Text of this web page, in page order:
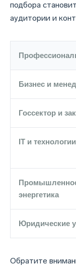
подбора
аудитории и
Бизнес и
Госсектор и
IT и технологии
энергетика
Юридические
Обратите